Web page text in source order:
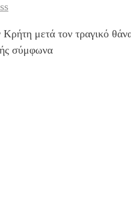
Κρήτη μετά τον τραγικό
σύμφωνα